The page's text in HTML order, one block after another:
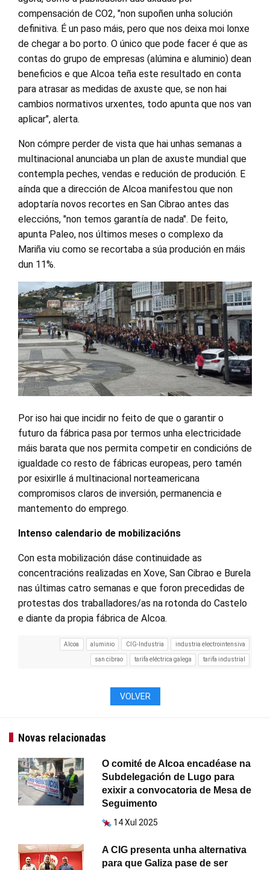
compensación de CO2, "non supoñen unha solución
definitiva. É un paso máis, pero que nos deixa moi lonxe
de chegar a bo porto. O único que pode facer é que as
contas do grupo de empresas (alúmina e aluminio) dean
beneficios e que Alcoa teña este resultado en conta
para atrasar as medidas de axuste que, se non hai
cambios normativos urxentes, todo apunta que nos van
aplicar", alerta.
Non cómpre perder de vista que hai unhas semanas a
multinacional anunciaba un plan de axuste mundial que
contempla peches, vendas e redución de produción. E
aínda que a dirección de Alcoa manifestou que non
adoptaría novos recortes en San Cibrao antes das
eleccións, "non temos garantía de nada". De feito,
apunta Paleo, nos últimos meses o complexo da
Mariña viu como se recortaba a súa produción en máis
dun 11%.
Por iso hai que incidir no feito de que o garantir o
futuro da fábrica pasa por termos unha electricidade
máis barata que nos permita competir en condicións de
igualdade co resto de fábricas europeas, pero tamén
por esixirlle á multinacional norteamericana
compromisos claros de inversión, permanencia e
mantemento do emprego.
Intenso calendario de mobilizacións
Con esta mobilización dáse continuidade as
concentracións realizadas en Xove, San Cibrao e Burela
nas últimas catro semanas e que foron precedidas de
protestas dos traballadores/as na rotonda do Castelo
e diante da propia fábrica de Alcoa.
Alcoa aluminio CIG-Industria industria electrointensiva
san cibrao tarifa eléctrica galega tarifa industrial
VOLVER
Novas relacionadas
O comité de Alcoa encadéase na
Subdelegación de Lugo para
exixir a convocatoria de Mesa de
Seguimento
14 Xul 2025
A CIG presenta unha alternativa
para que Galiza pase de ser